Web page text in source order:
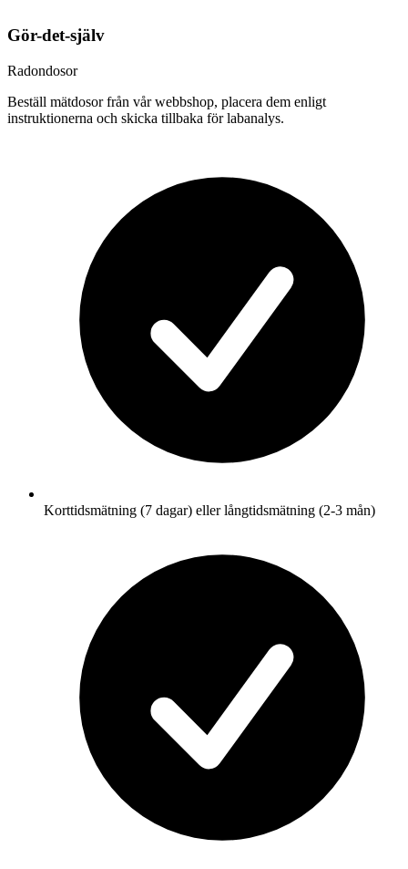
Gör-det-själv
Radondosor
Beställ mätdosor från vår webbshop, placera dem enligt
instruktionerna och skicka tillbaka för labanalys.
Korttidsmätning (7 dagar) eller långtidsmätning (2-3 mån)